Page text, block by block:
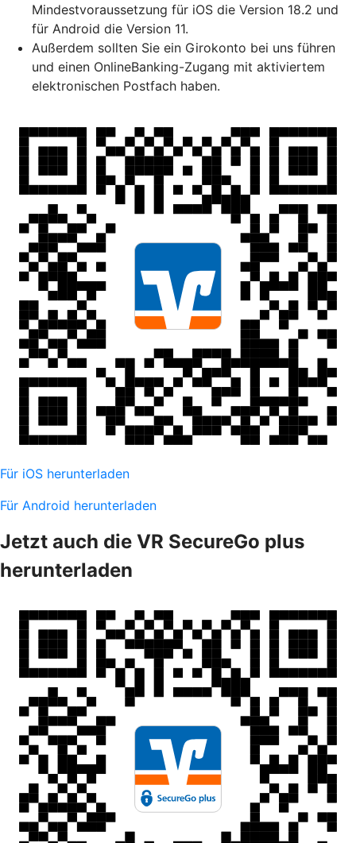
Mindestvoraussetzung für iOS die Version 18.2 und
für Android die Version 11.
Außerdem sollten Sie ein Girokonto bei uns führen
und einen OnlineBanking-Zugang mit aktiviertem
elektronischen Postfach haben.
Für iOS herunterladen
Für Android herunterladen
Jetzt auch die VR SecureGo plus
herunterladen